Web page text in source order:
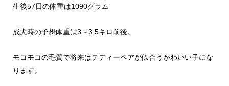
生後57日の体重は1090グラム
成犬時の予想体重は3～3.5キロ前後。
モコモコの毛質で将来はテディーベアが似合うかわいい子にな
ります。